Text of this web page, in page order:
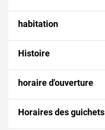
habitation
Histoire
horaire d'ouverture
Horaires des guichets